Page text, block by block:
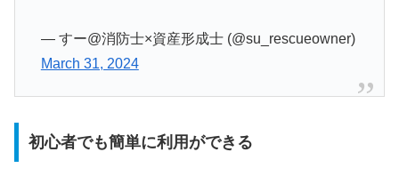
— すー@消防士×資産形成士 (@su_rescueowner)
March 31, 2024
初心者でも簡単に利用ができる